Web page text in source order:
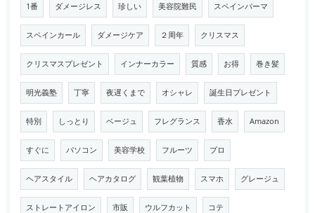
1番 ダメージレス 珍しい 美容院難民 スペインパーマ
スペインカール ダメージケア ２周年 クリスマス
クリスマスプレゼント インナーカラー 質感 お得 巻き髪
明光義塾 丁寧 夜遅くまで オシャレ 誕生日プレゼント
特別 しっとり ベージュ フレグランス 香水 Amazon
すぐに パソコン 美容学校 フルーツ プロ
ヘアスタイル ヘアカタログ 観葉植物 スマホ グレージュ
ストレートアイロン 市販 ウルフカット コテ